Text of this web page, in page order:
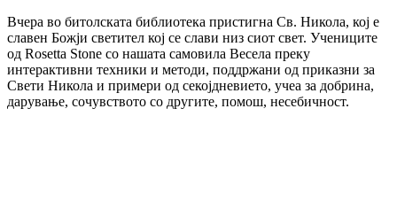
Вчера во битолската библиотека пристигна Св. Никола, кој е
славен Божји светител кој се слави низ сиот свет. Учениците
од Rosetta Stone со нашата самовила Весела преку
интерактивни техники и методи, поддржани од приказни за
Свети Никола и примери од секојдневието, учеа за добрина,
дарување, сочувството со другите, помош, несебичност.